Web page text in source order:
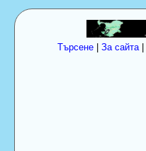
Търсене| За сайта|